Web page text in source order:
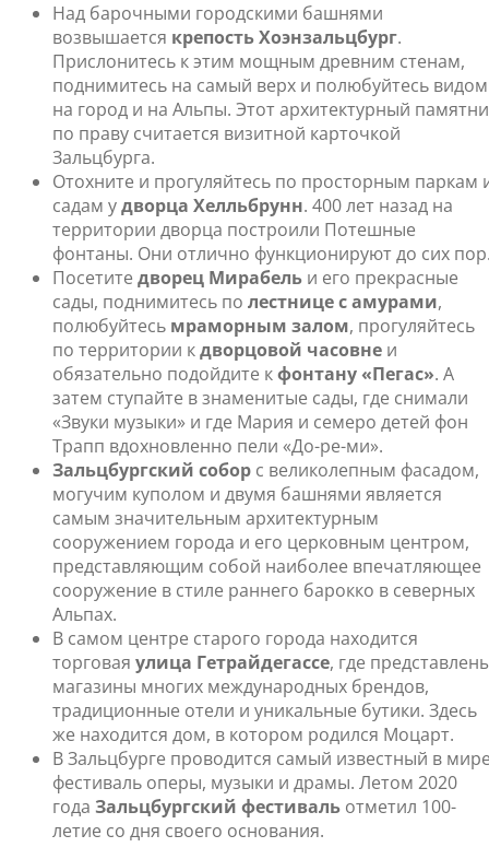
Над барочными городскими башнями
возвышается крепость Хоэнзальцбург.
Прислонитесь к этим мощным древним стенам,
поднимитесь на самый верх и полюбуйтесь видом
на город и на Альпы. Этот архитектурный
по праву считается визитной карточкой
Зальцбурга.
Отохните и прогуляйтесь по просторным паркам
садам удворца Хелльбрунн. 400 лет назад на
территории дворца построили Потешные
фонтаны. Они отлично функционируют до сих
Посетите дворец Мирабель и его прекрасные
сады, поднимитесь по лестнице с амурами,
полюбуйтесь мраморным залом, прогуляйтесь
по территории кдворцовой часовне и
обязательно подойдите кфонтану «Пегас». А
затем ступайте в знаменитые сады, где снимали
«Звуки музыки» и где Мария и семеро детей фон
Трапп вдохновленно пели «До-ре-ми».
Зальцбургский собор с великолепным фасадом,
могучим куполом и двумя башнями является
самым значительным архитектурным
сооружением города и его церковным центром,
представляющим собой наиболее впечатляющее
сооружение в стиле раннего барокко в северных
Альпах.
В самом центре старого города находится
торговая улица Гетрайдегассе, где
магазины многих международных брендов,
традиционные отели и уникальные бутики. Здесь
же находится дом, в котором родился Моцарт.
В Зальцбурге проводится самый известный в
фестиваль оперы, музыки и драмы. Летом 2020
года Зальцбургский фестиваль отметил 100-
летие со дня своего основания.